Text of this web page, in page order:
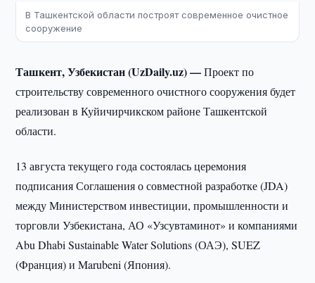
В Ташкентской области построят современное очистное
сооружение
Ташкент, Узбекистан (UzDaily.uz) —Проект по
строительству современного очистного сооружения будет
реализован в Куйичирчикском районе Ташкентской
области.
13 августа текущего года состоялась церемония
подписания Соглашения о совместной разработке (JDA)
между Министерством инвестиции, промышленности и
торговли Узбекистана, АО «Узсувтаминот» и компаниями
Abu Dhabi Sustainable Water Solutions (ОАЭ), SUEZ
(Франция) и Marubeni (Япония).